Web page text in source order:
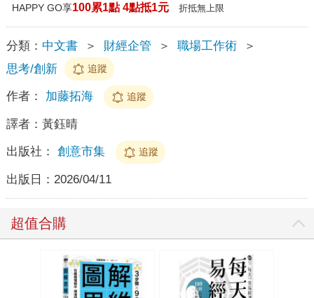
HAPPY GO享100累1點 4點抵1元 折抵無上限
分類： 中文書 ＞ 財經企管 ＞ 職場工作術
＞
思考/創新
追蹤
作者： 加藤拓海 追蹤
譯者： 黃鈺晴
出版社： 創意市集 追蹤
出版日： 2026/04/11
超值合購